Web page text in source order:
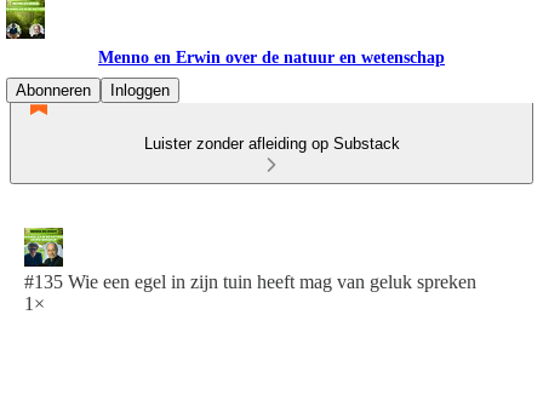
Menno en Erwin over de natuur en wetenschap
Abonneren
Inloggen
Luister zonder afleiding op Substack
#135 Wie een egel in zijn tuin heeft mag van geluk spreken
1×